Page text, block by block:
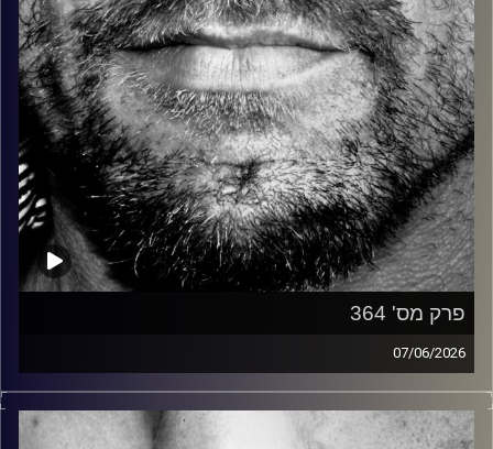
פרק מס' 364
07/06/2026
זיפים, מוזיקה מחוספסת של הופעות חיות. הרבה ג'אם, רוק,
בלוז, bluegrass, ג'אז, Fאנק, פרוגרסיב ואפילו אלקטרוניקה.
כל מה שחי, אמיתי ונושם.